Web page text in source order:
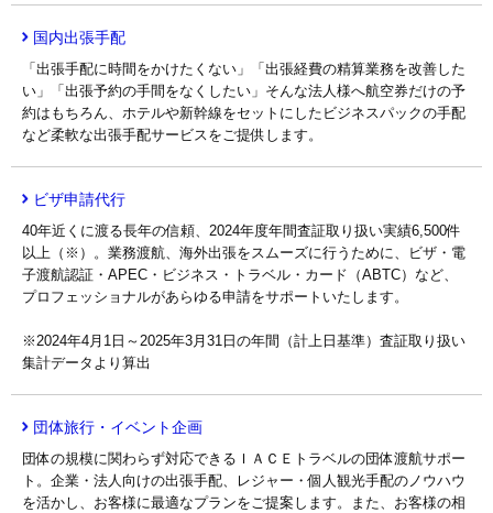
国内出張手配
「出張手配に時間をかけたくない」「出張経費の精算業務を改善した
い」「出張予約の手間をなくしたい」そんな法人様へ航空券だけの予
約はもちろん、ホテルや新幹線をセットにしたビジネスパックの手配
など柔軟な出張手配サービスをご提供します。
ビザ申請代行
40年近くに渡る長年の信頼、2024年度年間査証取り扱い実績6,500件
以上（※）。業務渡航、海外出張をスムーズに行うために、ビザ・電
子渡航認証・APEC・ビジネス・トラベル・カード（ABTC）など、
プロフェッショナルがあらゆる申請をサポートいたします。
※2024年4月1日～2025年3月31日の年間（計上日基準）査証取り扱い
集計データより算出
団体旅行・イベント企画
団体の規模に関わらず対応できるＩＡＣＥトラベルの団体渡航サポー
ト。企業・法人向けの出張手配、レジャー・個人観光手配のノウハウ
を活かし、お客様に最適なプランをご提案します。また、お客様の相